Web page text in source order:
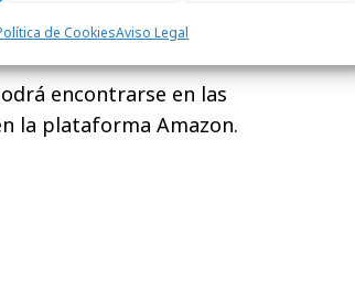
de CookiesAviso Legal
somos,
sexual”.
encontrarse en las
la plataforma Amazon.